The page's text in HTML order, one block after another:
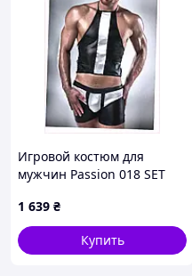
Игровой костюм для
мужчин Passion 018 SET
9T56389C
1 639 ₴
Купить